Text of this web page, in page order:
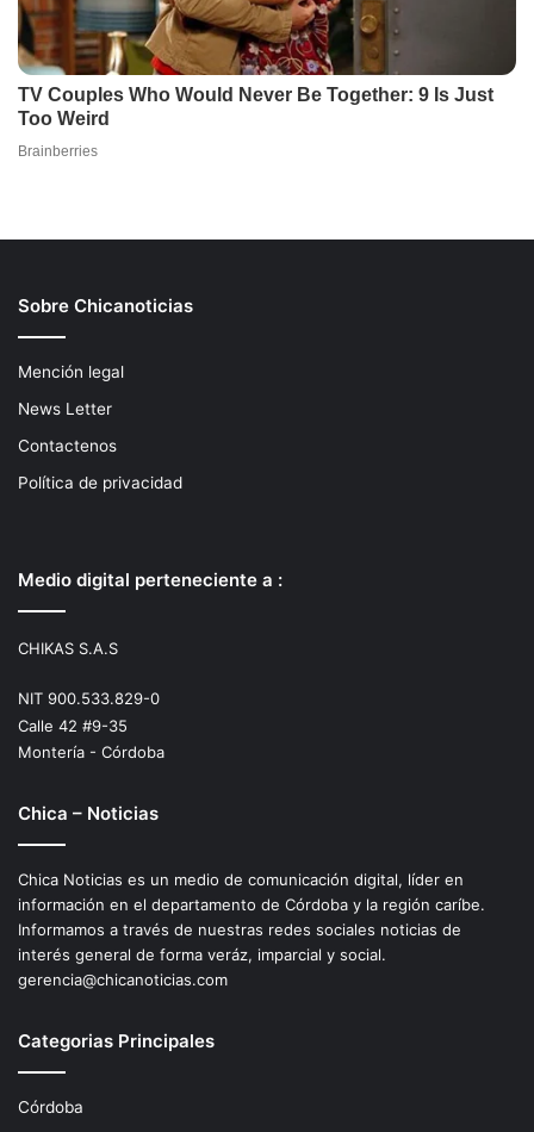
Sobre Chicanoticias
Mención legal
News Letter
Contactenos
Política de privacidad
Medio digital perteneciente a :
CHIKAS S.A.S
NIT 900.533.829-0
Calle 42 #9-35
Montería - Córdoba
Chica – Noticias
Chica Noticias es un medio de comunicación digital, líder en
información en el departamento de Córdoba y la región caríbe.
Informamos a través de nuestras redes sociales noticias de
interés general de forma veráz, imparcial y social.
gerencia@chicanoticias.com
Categorias Principales
Córdoba